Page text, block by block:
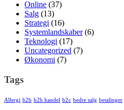
Online (37)
Salg (13)
Strategi (16)
Systemlandskaber(6)
Teknologi (17)
Uncategorized (7)
Økonomi (7)
Tags
Allergi b2b b2b handel b2c bedre salg betalinger